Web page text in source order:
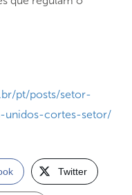
pt/posts/setor-
unidos-cortes-setor/
Twitter